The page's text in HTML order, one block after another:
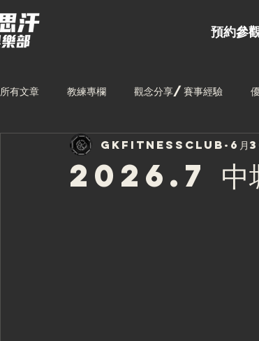
預約參
所有文章 教練專欄 觀念分享/賽事經驗
林口館課表 中壢館課表 台中館課表
2026.7 中
gkfitnessclub 6月